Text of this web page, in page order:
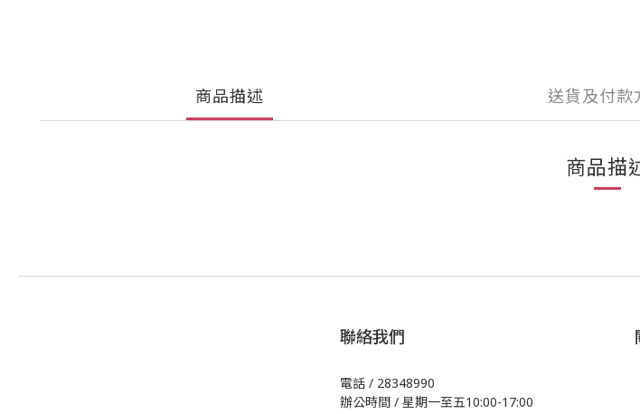
商品描述 送貨及付款
商品描
聯絡我們
電話 / 28348990
辦公時間 / 星期一至五10:00-17:00